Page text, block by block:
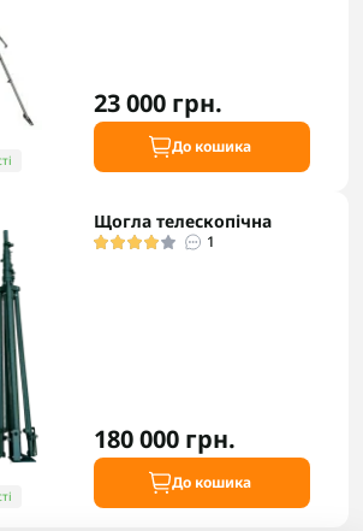
23 000 грн.
До кошика
Щогла телескопічна
1
180 000 грн.
До кошика